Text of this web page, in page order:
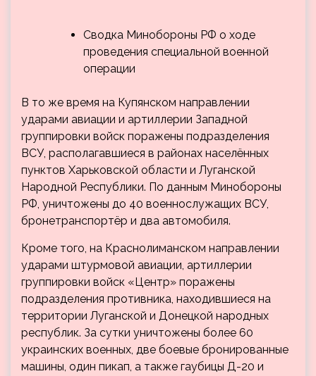
Сводка Минобороны РФ о ходе
проведения специальной военной
операции
В то же время на Купянском направлении
ударами авиации и артиллерии Западной
группировки войск поражены подразделения
ВСУ, располагавшиеся в районах населённых
пунктов Харьковской области и Луганской
Народной Республики. По данным Минобороны
РФ, уничтожены до 40 военнослужащих ВСУ,
бронетранспортёр и два автомобиля.
Кроме того, на Краснолиманском направлении
ударами штурмовой авиации, артиллерии
группировки войск «Центр» поражены
подразделения противника, находившиеся на
территории Луганской и Донецкой народных
республик. За сутки уничтожены более 60
украинских военных, две боевые бронированные
машины, один пикап, а также гаубицы Д-20 и